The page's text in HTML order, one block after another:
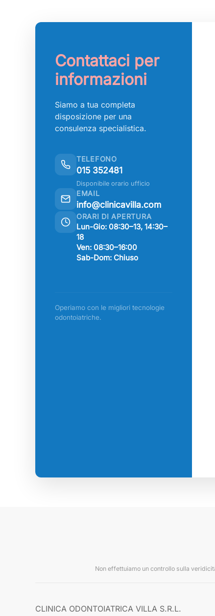
Contattaci per
informazioni
Siamo a tua completa
disposizione per una
consulenza specialistica.
TELEFONO
015 352481
Disponibile orario ufficio
EMAIL
info@clinicavilla.com
ORARI DI APERTURA
Lun-Gio: 08:30–13, 14:30–
18
Ven: 08:30–16:00
Sab-Dom: Chiuso
Operiamo con le migliori tecnologie
odontoiatriche.
Non effettuiamo un controllo sulla
CLINICA ODONTOIATRICA VILLA S.R.L.